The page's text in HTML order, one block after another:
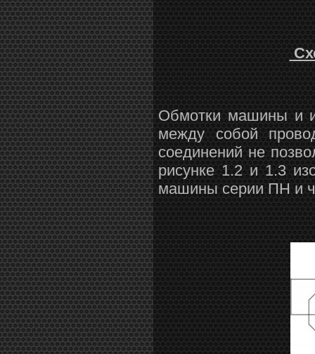
Обмотки машины и
между собой
соединений не
рисунке 1.2 и 1.3
машины серии ПН и